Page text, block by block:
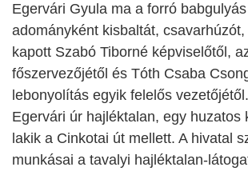
Egervári Gyula ma a forró
adományként kisbaltát,
kapott Szabó Tiborné képviselőtől,
főszervezőjétől és Tóth Csaba
lebonyolítás egyik felelős vezetőjétől.
Egervári úr hajléktalan, egy huzatos
lakik a Cinkotai út mellett. A hivatal
munkásai a tavalyi hajléktalan-